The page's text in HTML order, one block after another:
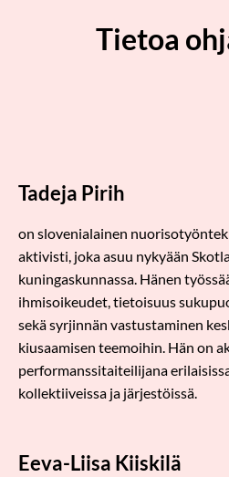
Tietoa
Tadeja Pirih
on slovenialainen
aktivisti, joka asuu nykyään
kuningaskunnassa. Hänen
ihmisoikeudet, tietoisuus
sekä syrjinnän vastustaminen
kiusaamisen teemoihin. Hän on
performanssitaiteilijana
kollektiiveissa ja järjestöissä.
Eeva-Liisa Kiiskilä